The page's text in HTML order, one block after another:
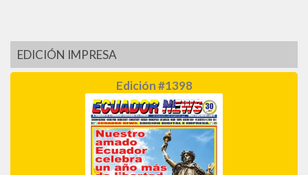
EDICIÓN IMPRESA
Edición #1398